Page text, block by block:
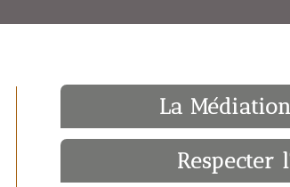
La
Respecter